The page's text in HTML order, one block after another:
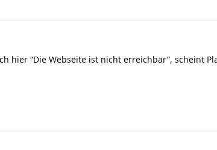
hier “Die Webseite ist nicht erreichbar”, scheint